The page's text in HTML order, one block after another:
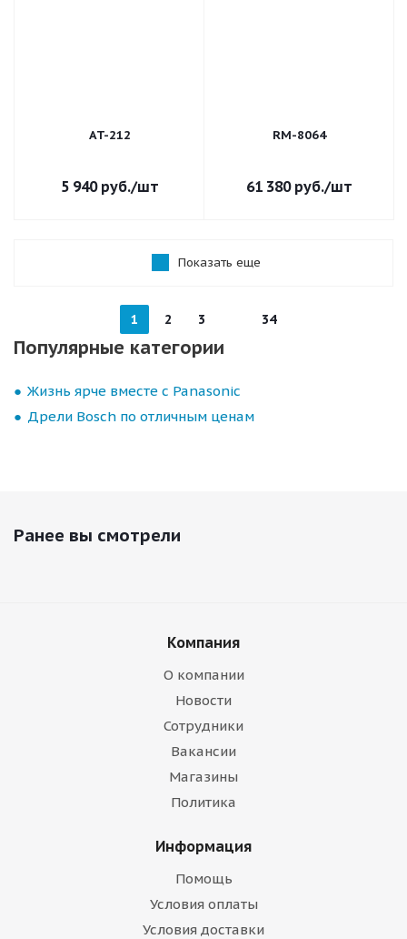
AT-212
5 940руб./шт
RM-8064
61 380руб./шт
Показать еще
1 2 3 34
Популярные категории
Жизнь ярче вместе с Panasonic
Дрели Bosch по отличным ценам
Ранее вы смотрели
Компания
О компании
Новости
Сотрудники
Вакансии
Магазины
Политика
Информация
Помощь
Условия оплаты
Условия доставки